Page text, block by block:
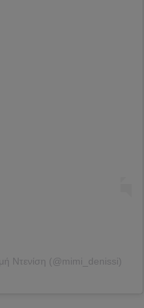
Ντενίση (@mimi_denissi)